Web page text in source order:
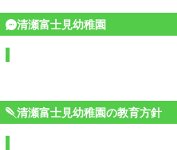
清瀬富士見幼稚園
清瀬富士見幼稚園の教育方針